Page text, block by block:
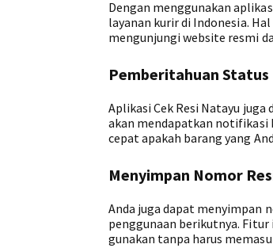
Dengan menggunakan
layanan kurir di Indonesia.
mengunjungi website resmi
Pemberitahuan
Aplikasi Cek Resi Natayu
akan mendapatkan notifikasi
cepat apakah barang yang
Menyimpan Nomor
Anda juga dapat menyimpan
penggunaan berikutnya.
gunakan tanpa harus